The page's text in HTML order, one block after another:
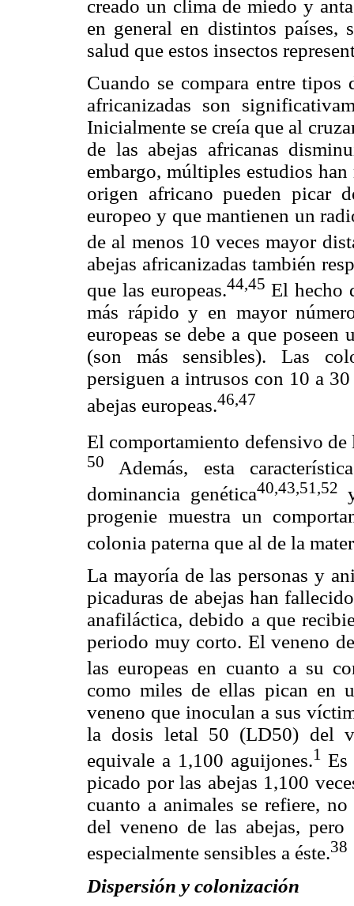
creado un clima de miedo y
en general en distintos países,
salud que estos insectos
Cuando se compara entre tipos
africanizadas son
Inicialmente se creía que al
de las abejas africanas
embargo, múltiples estudios
origen africano pueden picar
europeo y que mantienen un
de al menos 10 veces mayor
abejas africanizadas también
que las europeas.44,45 El hecho
más rápido y en mayor
europeas se debe a que
(son más sensibles). Las
persiguen a intrusos con 10 a
abejas europeas.46,47
El comportamiento defensivo de
50
Además, esta
dominancia genética40,43,51,52
progenie muestra un
colonia paterna que al de la
La mayoría de las personas y
picaduras de abejas han
anafiláctica, debido a que
periodo muy corto. El veneno
las europeas en cuanto a su
como miles de ellas pican en
veneno que inoculan a sus
la dosis letal 50 (LD50) del
equivale a 1,100 aguijones.1 Es
picado por las abejas 1,100
cuanto a animales se refiere,
del veneno de las abejas,
especialmente sensibles a éste.38
Dispersión y colonización